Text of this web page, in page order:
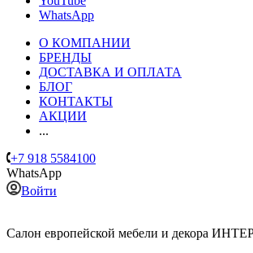
WhatsApp
О КОМПАНИИ
БРЕНДЫ
ДОСТАВКА И ОПЛАТА
БЛОГ
КОНТАКТЫ
АКЦИИ
...
+7 918 5584100
WhatsApp
Войти
Cалон европейской мебели и декора